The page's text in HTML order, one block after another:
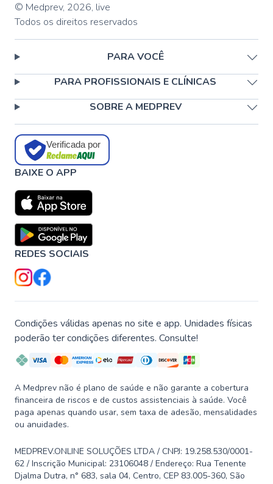
© Medprev, 2026, live
Todos os direitos reservados
PARA VOCÊ
PARA PROFISSIONAIS E CLÍNICAS
SOBRE A MEDPREV
Verificada por
BAIXE O APP
REDES SOCIAIS
Condições válidas apenas no site e app. Unidades físicas
poderão ter condições diferentes. Consulte!
A Medprev não é plano de saúde e não garante a cobertura
financeira de riscos e de custos assistenciais à saúde. Você
paga apenas quando usar, sem taxa de adesão, mensalidades
ou anuidades.
MEDPREV.ONLINE SOLUÇÕES LTDA / CNPJ: 19.258.530/0001-
62 / Inscrição Municipal: 23106048 / Endereço: Rua Tenente
Djalma Dutra, n° 683, sala 04, Centro, CEP 83.005-360, São